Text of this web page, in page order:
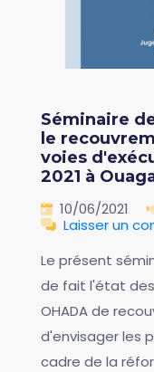
Séminaire
le
voies
2021 à
10/06/2021
Laisser un
Le présent
de fait l'état
OHADA de
d'envisager les
cadre de la